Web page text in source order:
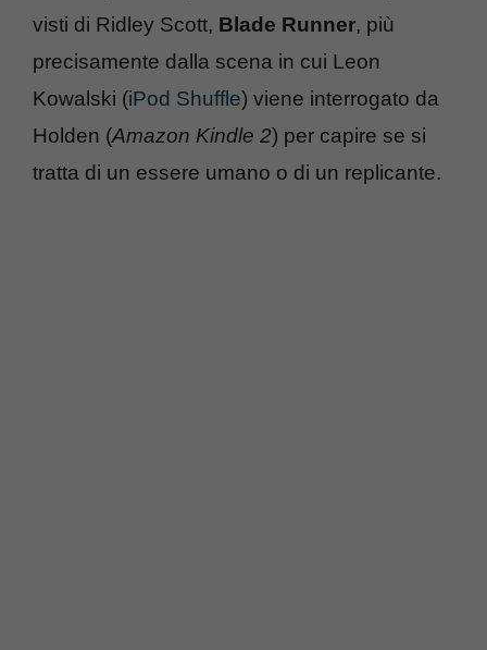
visti di Ridley Scott, Blade Runner, più
precisamente dalla scena in cui Leon
Kowalski (iPod Shuffle) viene interrogato da
Holden (Amazon Kindle 2) per capire se si
tratta di un essere umano o di un replicante.